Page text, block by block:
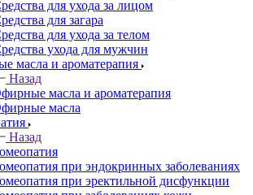
для ухода за лицом
для загара
для ухода за телом
ухода для мужчин
масла и ароматерапия
Назад
масла и ароматерапия
масла
Назад
при эндокринных заболеваниях
при эректильной дисфункции